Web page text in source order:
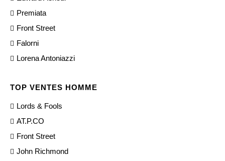
Premiata
Front Street
Falorni
Lorena Antoniazzi
TOP VENTES HOMME
Lords & Fools
AT.P.CO
Front Street
John Richmond